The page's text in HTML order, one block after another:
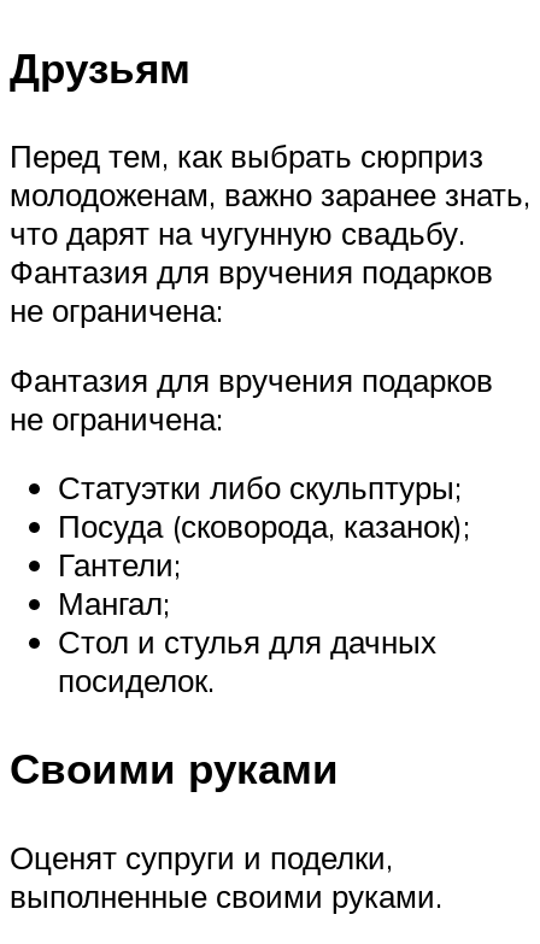
Друзьям
Перед тем, как выбрать сюрприз
молодоженам, важно заранее знать,
что дарят на чугунную свадьбу.
Фантазия для вручения подарков
не ограничена:
Фантазия для вручения подарков
не ограничена:
Статуэтки либо скульптуры;
Посуда (сковорода, казанок);
Гантели;
Мангал;
Стол и стулья для дачных
посиделок.
Своими руками
Оценят супруги и поделки,
выполненные своими руками.